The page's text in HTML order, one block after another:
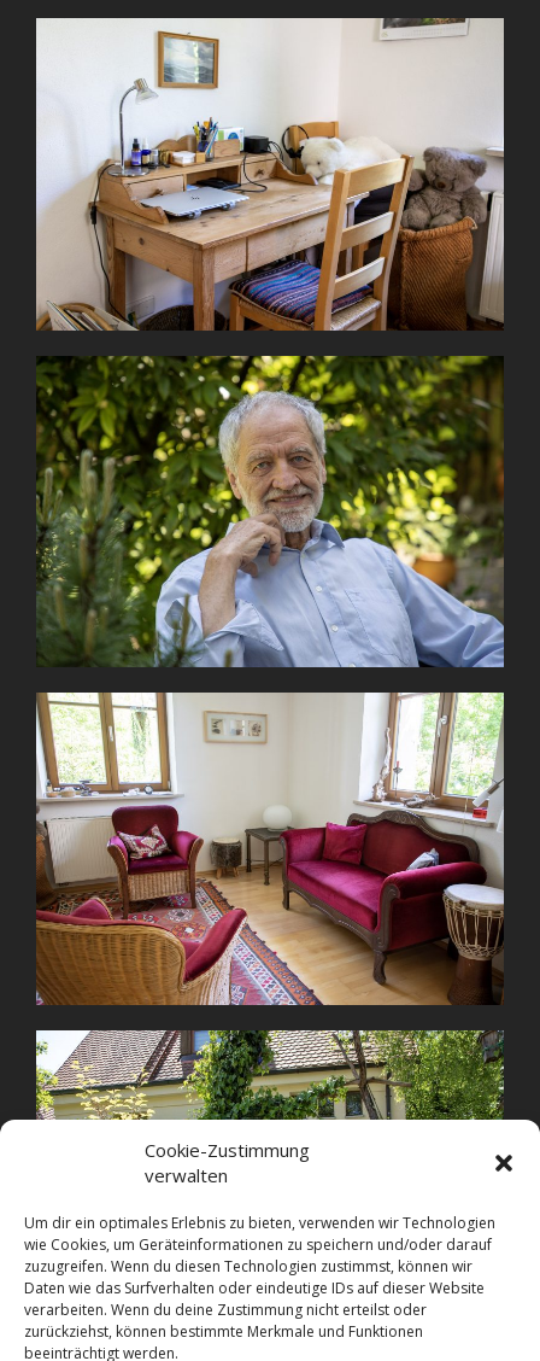
Cookie-Zustimmung
verwalten
Um dir ein optimales Erlebnis zu bieten, verwenden wir Technologien
wie Cookies, um Geräteinformationen zu speichern und/oder darauf
zuzugreifen. Wenn du diesen Technologien zustimmst, können wir
Daten wie das Surfverhalten oder eindeutige IDs auf dieser Website
verarbeiten. Wenn du deine Zustimmung nicht erteilst oder
zurückziehst, können bestimmte Merkmale und Funktionen
beeinträchtigt werden.